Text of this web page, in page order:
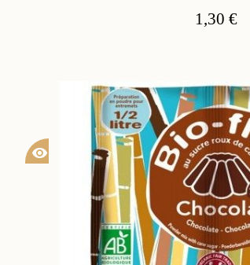
visibility
1,30 €